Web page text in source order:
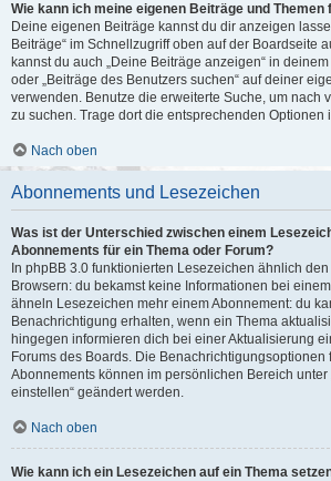
Wie kann ich meine eigenen Beiträge und Themen
Deine eigenen Beiträge kannst du dir anzeigen
Beiträge“ im Schnellzugriff oben auf der Boardseite
kannst du auch „Deine Beiträge anzeigen“ in
oder „Beiträge des Benutzers suchen“ auf deiner
verwenden. Benutze die erweiterte Suche, um nach
zu suchen. Trage dort die entsprechenden Optionen
Nach oben
Abonnements und Lesezeichen
Was ist der Unterschied zwischen einem
Abonnements für ein Thema oder Forum?
In phpBB 3.0 funktionierten Lesezeichen ähnlich
Browsern: du bekamst keine Informationen bei
ähneln Lesezeichen mehr einem Abonnement: du
Benachrichtigung erhalten, wenn ein Thema
hingegen informieren dich bei einer Aktualisierung
Forums des Boards. Die Benachrichtigungsoptionen
Abonnements können im persönlichen Bereich unter
einstellen“ geändert werden.
Nach oben
Wie kann ich ein Lesezeichen auf ein Thema